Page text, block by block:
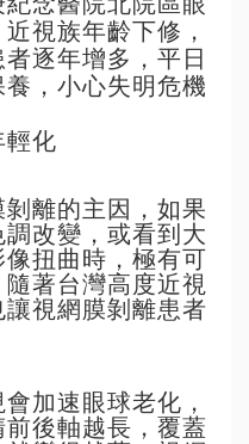
視族年齡下修，
逐年增多，平日
，小心失明危機
輕化
離的主因，如果
改變，或看到大
扭曲時，極有可
著台灣高度近視
視網膜剝離患者
加速眼球老化，
後軸越長，覆蓋